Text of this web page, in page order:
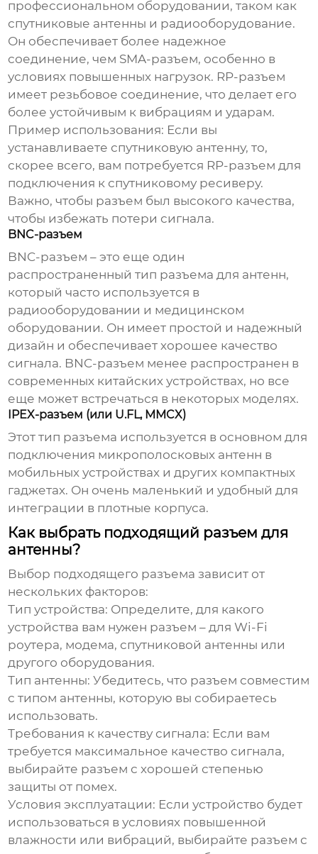
профессиональном оборудовании, таком как
спутниковые антенны и радиооборудование.
Он обеспечивает более надежное
соединение, чем SMA-разъем, особенно в
условиях повышенных нагрузок. RP-разъем
имеет резьбовое соединение, что делает его
более устойчивым к вибрациям и ударам.
Пример использования: Если вы
устанавливаете спутниковую антенну, то,
скорее всего, вам потребуется RP-разъем для
подключения к спутниковому ресиверу.
Важно, чтобы разъем был высокого качества,
чтобы избежать потери сигнала.
BNC-разъем
BNC-разъем – это еще один
распространенный тип разъема для антенн,
который часто используется в
радиооборудовании и медицинском
оборудовании. Он имеет простой и надежный
дизайн и обеспечивает хорошее качество
сигнала. BNC-разъем менее распространен в
современных китайских устройствах, но все
еще может встречаться в некоторых моделях.
IPEX-разъем (или U.FL, MMCX)
Этот тип разъема используется в основном для
подключения микрополосковых антенн в
мобильных устройствах и других компактных
гаджетах. Он очень маленький и удобный для
интеграции в плотные корпуса.
Как выбрать подходящий разъем для
антенны?
Выбор подходящего разъема зависит от
нескольких факторов:
Тип устройства: Определите, для какого
устройства вам нужен разъем – для Wi-Fi
роутера, модема, спутниковой антенны или
другого оборудования.
Тип антенны: Убедитесь, что разъем совместим
с типом антенны, которую вы собираетесь
использовать.
Требования к качеству сигнала: Если вам
требуется максимальное качество сигнала,
выбирайте разъем с хорошей степенью
защиты от помех.
Условия эксплуатации: Если устройство будет
использоваться в условиях повышенной
влажности или вибраций, выбирайте разъем с